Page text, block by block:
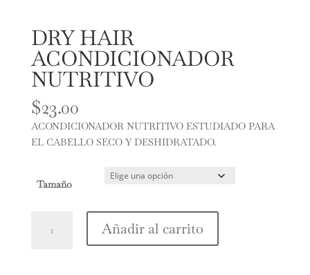
DRY HAIR
ACONDICIONADOR
NUTRITIVO
$23.00
ACONDICIONADOR NUTRITIVO ESTUDIADO PARA
EL CABELLO SECO Y DESHIDRATADO.
Tamaño
HAIR
Añadir al carrito